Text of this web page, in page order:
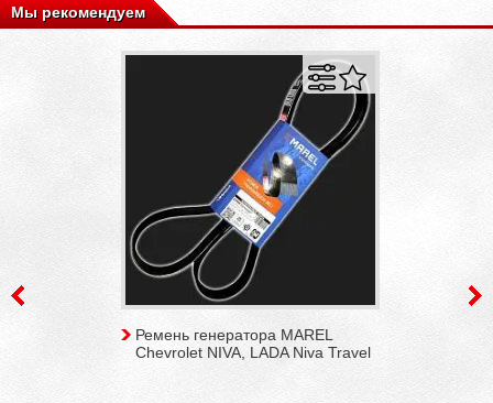
Мы рекомендуем
Ремень генератора MAREL
Chevrolet NIVA, LADA Niva Travel